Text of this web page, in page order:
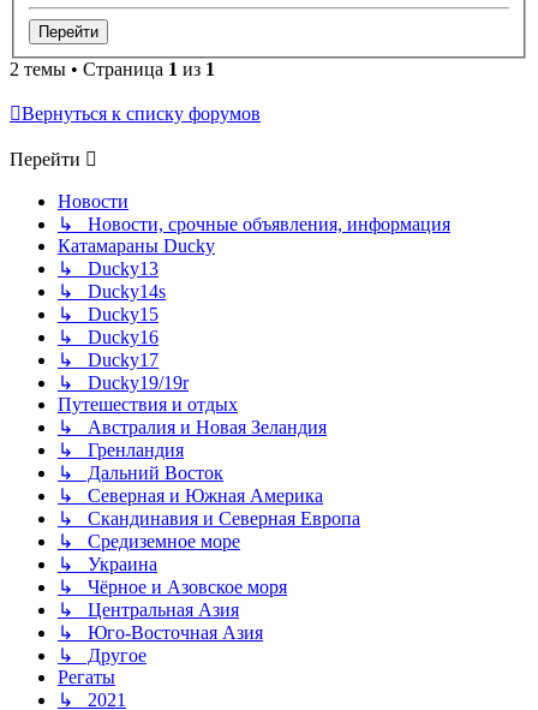
2 темы • Страница 1 из 1
Вернуться к списку форумов
Перейти
Новости
↳ Новости, срочные объявления, информация
Катамараны Ducky
↳ Ducky13
↳ Ducky14s
↳ Ducky15
↳ Ducky16
↳ Ducky17
↳ Ducky19/19r
Путешествия и отдых
↳ Австралия и Новая Зеландия
↳ Гренландия
↳ Дальний Восток
↳ Северная и Южная Америка
↳ Скандинавия и Северная Европа
↳ Средиземное море
↳ Украина
↳ Чёрное и Азовское моря
↳ Центральная Азия
↳ Юго-Восточная Азия
↳ Другое
Регаты
↳ 2021